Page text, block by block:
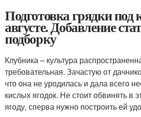
Подготовка грядки под
августе. Добавление
подборку
Клубника – культура
требовательная. Зачастую от
что она не уродилась и дала всего
кислых ягодок. Не стоит обвинять в
ягоду, сперва нужно построить ей